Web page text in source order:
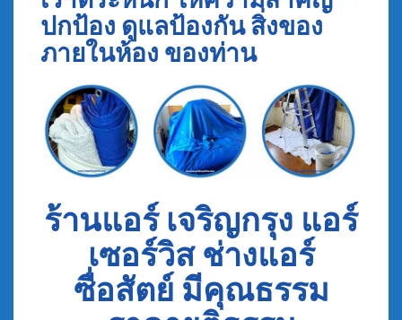
ปกป้อง ดูแลป้องกัน สิ่งของ
ภายในห้อง ของท่าน
ร้านแอร์ เจริญกรุง แอร์
เซอร์วิส ช่างแอร์
ซื่อสัตย์ มีคุณธรรม